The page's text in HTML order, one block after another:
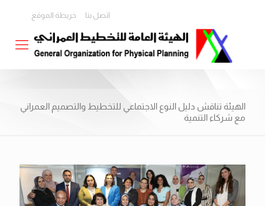
اتصل بنا خريطة الموقع
الهيئة تناقش دليل النوع الاجتماعي للتخطيط والتصميم العمراني
مع شركاء التنمية